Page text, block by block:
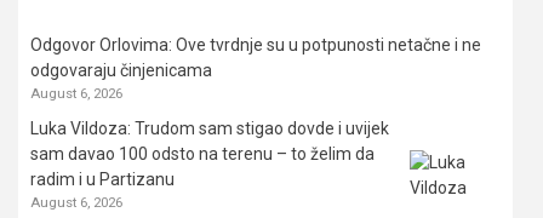
Odgovor Orlovima: ​Ove tvrdnje su u potpunosti netačne i ne
odgovaraju činjenicama
August 6, 2026
Luka Vildoza: Trudom sam stigao dovde i uvijek
sam davao 100 odsto na terenu – to želim da
radim i u Partizanu
August 6, 2026